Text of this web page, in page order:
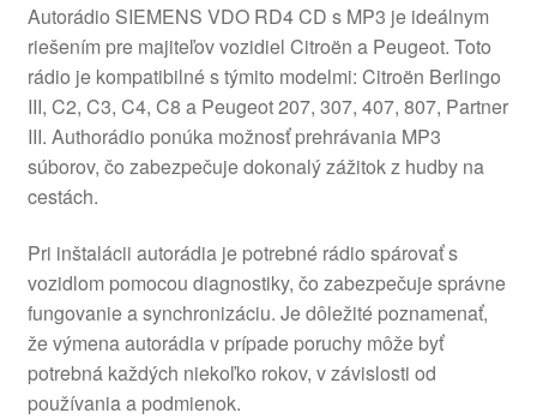
Autorádio SIEMENS VDO RD4 CD s MP3 je ideálnym
riešením pre majiteľov vozidiel Citroën a Peugeot. Toto
rádio je kompatibilné s týmito modelmi: Citroën Berlingo
III, C2, C3, C4, C8 a Peugeot 207, 307, 407, 807, Partner
III. Authorádio ponúka možnosť prehrávania MP3
súborov, čo zabezpečuje dokonalý zážitok z hudby na
cestách.
Pri inštalácii autorádia je potrebné rádio spárovať s
vozidlom pomocou diagnostiky, čo zabezpečuje správne
fungovanie a synchronizáciu. Je dôležité poznamenať,
že výmena autorádia v prípade poruchy môže byť
potrebná každých niekoľko rokov, v závislosti od
používania a podmienok.